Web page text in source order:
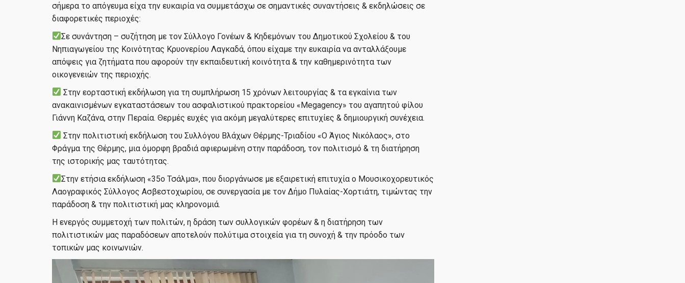
σήμερα το απόγευμα είχα την ευκαιρία να συμμετάσχω σε σημαντικές συναντήσεις & εκδηλώσεις σε
διαφορετικές περιοχές:
Σε συνάντηση – συζήτηση με τον Σύλλογο Γονέων & Κηδεμόνων του Δημοτικού Σχολείου & του
Νηπιαγωγείου της Κοινότητας Κρυονερίου Λαγκαδά, όπου είχαμε την ευκαιρία να ανταλλάξουμε
απόψεις για ζητήματα που αφορούν την εκπαιδευτική κοινότητα & την καθημερινότητα των
οικογενειών της περιοχής.
Στην εορταστική εκδήλωση για τη συμπλήρωση 15 χρόνων λειτουργίας & τα εγκαίνια των
ανακαινισμένων εγκαταστάσεων του ασφαλιστικού πρακτορείου «Megagency» του αγαπητού φίλου
Γιάννη Καζάνα, στην Περαία. Θερμές ευχές για ακόμη μεγαλύτερες επιτυχίες & δημιουργική συνέχεια.
Στην πολιτιστική εκδήλωση του Συλλόγου Βλάχων Θέρμης-Τριαδίου «Ο Άγιος Νικόλαος», στο
Φράγμα της Θέρμης, μια όμορφη βραδιά αφιερωμένη στην παράδοση, τον πολιτισμό & τη διατήρηση
της ιστορικής μας ταυτότητας.
Στην ετήσια εκδήλωση «35ο Τσάλμα», που διοργάνωσε με εξαιρετική επιτυχία ο Μουσικοχορευτικός
Λαογραφικός Σύλλογος Ασβεστοχωρίου, σε συνεργασία με τον Δήμο Πυλαίας-Χορτιάτη, τιμώντας την
παράδοση & την πολιτιστική μας κληρονομιά.
Η ενεργός συμμετοχή των πολιτών, η δράση των συλλογικών φορέων & η διατήρηση των
πολιτιστικών μας παραδόσεων αποτελούν πολύτιμα στοιχεία για τη συνοχή & την πρόοδο των
τοπικών μας κοινωνιών.